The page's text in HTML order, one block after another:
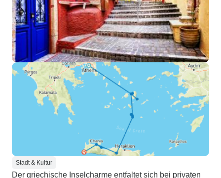
Stadt & Kultur
Der griechische Inselcharme entfaltet sich bei privaten